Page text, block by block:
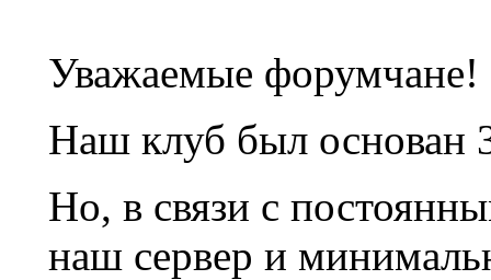
Уважаемые форумчане!
Наш клуб был основан
Но, в связи с
наш сервер и